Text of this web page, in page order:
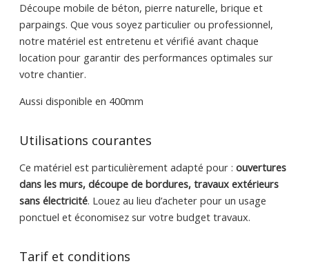
Découpe mobile de béton, pierre naturelle, brique et
parpaings. Que vous soyez particulier ou professionnel,
notre matériel est entretenu et vérifié avant chaque
location pour garantir des performances optimales sur
votre chantier.
Aussi disponible en 400mm
Utilisations courantes
Ce matériel est particulièrement adapté pour : ouvertures
dans les murs, découpe de bordures, travaux extérieurs
sans électricité. Louez au lieu d’acheter pour un usage
ponctuel et économisez sur votre budget travaux.
Tarif et conditions